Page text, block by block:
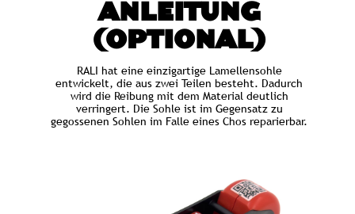
ANLEITUNG
(OPTIONAL)
RALI hat eine einzigartige Lamellensohle
entwickelt, die aus zwei Teilen besteht. Dadurch
wird die Reibung mit dem Material deutlich
verringert. Die Sohle ist im Gegensatz zu
gegossenen Sohlen im Falle eines Chos reparierbar.